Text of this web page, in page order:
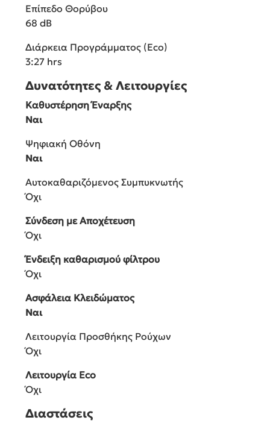
Επίπεδο Θορύβου
68 dB
Διάρκεια Προγράμματος (Eco)
3:27 hrs
Δυνατότητες & Λειτουργίες
Καθυστέρηση Έναρξης
Ναι
Ψηφιακή Οθόνη
Ναι
Αυτοκαθαριζόμενος Συμπυκνωτής
Όχι
Σύνδεση με Αποχέτευση
Όχι
Ένδειξη καθαρισμού φίλτρου
Όχι
Ασφάλεια Κλειδώματος
Ναι
Λειτουργία Προσθήκης Ρούχων
Όχι
Λειτουργία Eco
Όχι
Διαστάσεις